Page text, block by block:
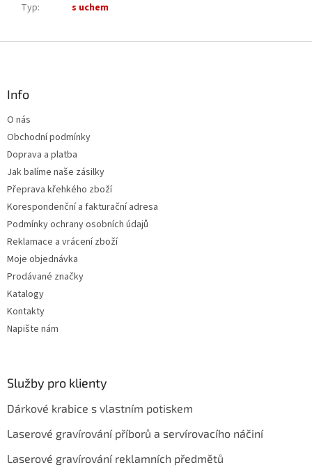
Typ: s uchem
Info
O nás
Obchodní podmínky
Doprava a platba
Jak balíme naše zásilky
Přeprava křehkého zboží
Korespondenční a fakturační adresa
Podmínky ochrany osobních údajů
Reklamace a vrácení zboží
Moje objednávka
Prodávané značky
Katalogy
Kontakty
Napište nám
Služby pro klienty
Dárkové krabice s vlastním potiskem
Laserové gravírování příborů a servírovacího náčiní
Laserové gravírování reklamních předmětů